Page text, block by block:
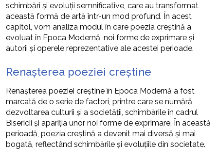
schimbări și evoluții semnificative, care au transformat
această formă de artă într-un mod profund. În acest
capitol, vom analiza modul în care poezia creștină a
evoluat în Epoca Modernă, noi forme de exprimare și
autorii și operele reprezentative ale acestei perioade.
Renașterea poeziei creștine
Renașterea poeziei creștine în Epoca Modernă a fost
marcată de o serie de factori, printre care se numără
dezvoltarea culturii și a societății, schimbările în cadrul
Bisericii și apariția unor noi forme de exprimare. În această
perioadă, poezia creștină a devenit mai diversă și mai
bogată, reflectând schimbările și evoluțiile din societate.